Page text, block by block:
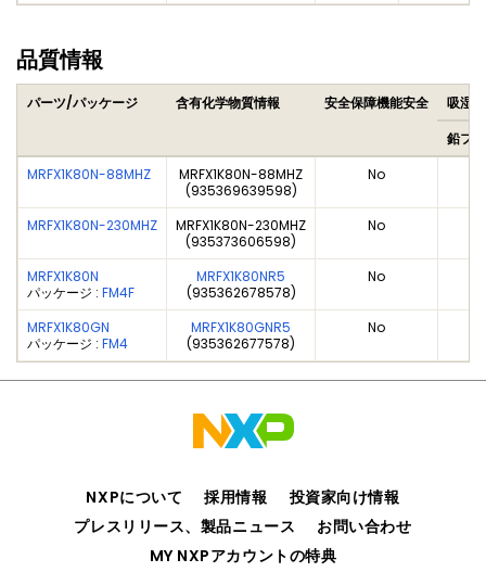
品質情報
パーツ/パッケージ 含有化学物質情報 安全保障機能安全
吸湿
鉛フ
MRFX1K80N-88MHZ
MRFX1K80N-88MHZ
(935369639598)
No
MRFX1K80N-230MHZ
MRFX1K80N-230MHZ
(935373606598)
No
MRFX1K80N
パッケージ : FM4F
MRFX1K80NR5
(935362678578)
No
MRFX1K80GN
パッケージ : FM4
MRFX1K80GNR5
(935362677578)
No
NXPについて 採用情報
投資家向け情報
プレスリリース、製品ニュース
お問い合わせ
MY NXPアカウントの特典